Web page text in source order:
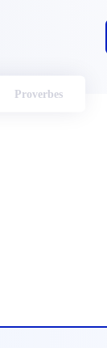
Proverbes